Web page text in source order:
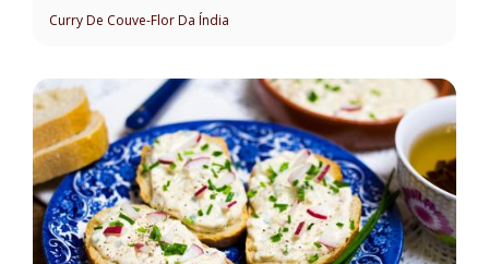
Curry De Couve-Flor Da Índia